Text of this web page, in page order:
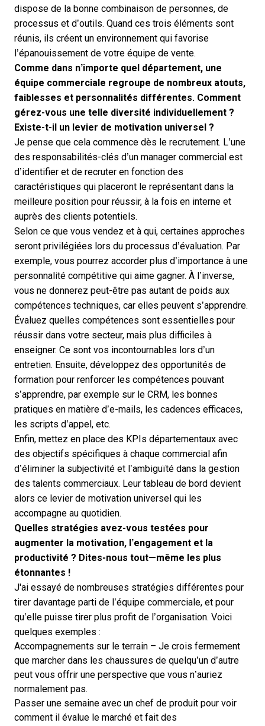
dispose de la bonne combinaison de personnes, de
processus et d’outils. Quand ces trois éléments sont
réunis, ils créent un environnement qui favorise
l’épanouissement de votre équipe de vente.
Comme dans n’importe quel département, une
équipe commerciale regroupe de nombreux atouts,
faiblesses et personnalités différentes. Comment
gérez-vous une telle diversité individuellement ?
Existe-t-il un levier de motivation universel ?
Je pense que cela commence dès le recrutement. L’une
des responsabilités-clés d’un manager commercial est
d’identifier et de recruter en fonction des
caractéristiques qui placeront le représentant dans la
meilleure position pour réussir, à la fois en interne et
auprès des clients potentiels.
Selon ce que vous vendez et à qui, certaines approches
seront privilégiées lors du processus d’évaluation. Par
exemple, vous pourrez accorder plus d’importance à une
personnalité compétitive qui aime gagner. À l’inverse,
vous ne donnerez peut-être pas autant de poids aux
compétences techniques, car elles peuvent s’apprendre.
Évaluez quelles compétences sont essentielles pour
réussir dans votre secteur, mais plus difficiles à
enseigner. Ce sont vos incontournables lors d’un
entretien. Ensuite, développez des opportunités de
formation pour renforcer les compétences pouvant
s’apprendre, par exemple sur le CRM, les bonnes
pratiques en matière d’e-mails, les cadences efficaces,
les scripts d’appel, etc.
Enfin, mettez en place des KPIs départementaux avec
des objectifs spécifiques à chaque commercial afin
d’éliminer la subjectivité et l’ambiguïté dans la gestion
des talents commerciaux. Leur tableau de bord devient
alors ce levier de motivation universel qui les
accompagne au quotidien.
Quelles stratégies avez-vous testées pour
augmenter la motivation, l’engagement et la
productivité ? Dites-nous tout—même les plus
étonnantes !
J'ai essayé de nombreuses stratégies différentes pour
tirer davantage parti de l’équipe commerciale, et pour
qu’elle puisse tirer plus profit de l’organisation. Voici
quelques exemples :
Accompagnements sur le terrain – Je crois fermement
que marcher dans les chaussures de quelqu’un d’autre
peut vous offrir une perspective que vous n’auriez
normalement pas.
Passer une semaine avec un chef de produit pour voir
comment il évalue le marché et fait des